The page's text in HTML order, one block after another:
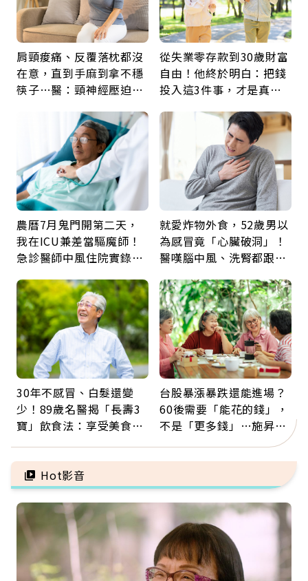
肩頸痠痛、反覆落枕都沒
在意，直到手麻到拿不穩
筷子…醫：頸神經壓迫上
從失業零存款到30歲財富
自由！他終於明白：把錢
投入這3件事，才是真正
農曆7月鬼門開第二天，
我在ICU兼差當驅魔師！
急診醫師中風住院實錄：
就愛炸物外食，52歲男以
為感冒竟「心臟破洞」！
醫嘆腦中風、洗腎都跟它
救
30年不感冒、白髮還變
少！89歲名醫揭「長壽3
寶」飲食法：享受美食不
台股暴漲暴跌還能進場？
60後需要「能花的錢」，
不是「更多錢」…施昇
輝：退休族最適合這種股
票
Hot影音